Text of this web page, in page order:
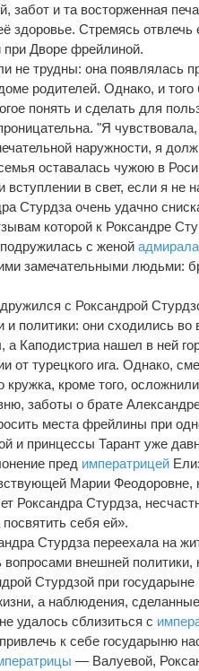
забот и та восторженная
здоровье. Стремясь
Дворе фрейлиной.
не трудны: она появлялась
родителей. Однако, и
понять и сделать для
"Я
наружности, я
оставалась чужою в
вступлении в свет, если я не
Стурдза очень удачно
которой к Роксандре
с женойадмирала
замечательными людьми:
с Роксандрой
политики: они сходились
a Каподистриа нашел в ней
от турецкого ига. Однако,
кружка, кроме того,
заботы о брате
места фрейлины при
и принцессы Тарант уже
пред императрицей
Марии Феодоровне,
Роксандра Стурдза,
себя ей».
Стурдза переехала на
вопросами внешней
Стурдзой при
a наблюдения,
удалось сблизиться с
к себе государыню
— Валуевой,